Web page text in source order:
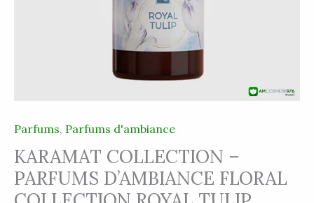
Parfums, Parfums d'ambiance
KARAMAT COLLECTION –
PARFUMS D’AMBIANCE FLORAL